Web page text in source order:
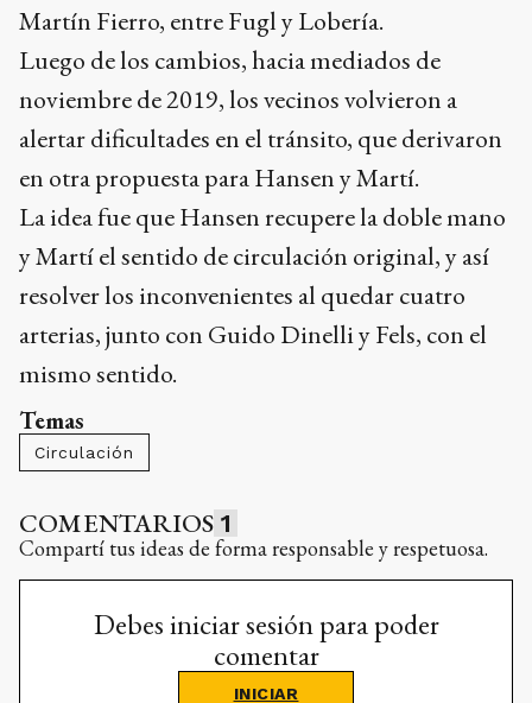
Martín Fierro, entre Fugl y Lobería.
Luego de los cambios, hacia mediados de
noviembre de 2019, los vecinos volvieron a
alertar dificultades en el tránsito, que derivaron
en otra propuesta para Hansen y Martí.
La idea fue que Hansen recupere la doble mano
y Martí el sentido de circulación original, y así
resolver los inconvenientes al quedar cuatro
arterias, junto con Guido Dinelli y Fels, con el
mismo sentido.
Temas
Circulación
COMENTARIOS 1
Compartí tus ideas de forma responsable y respetuosa.
Debes iniciar sesión para poder
comentar
INICIAR